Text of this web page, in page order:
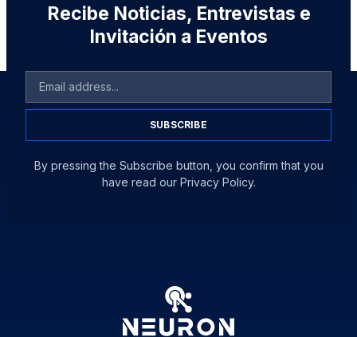
Recibe Noticias, Entrevistas e
Invitación a Eventos
SUBSCRIBE
By pressing the Subscribe button, you confirm that you
have read our Privacy Policy.